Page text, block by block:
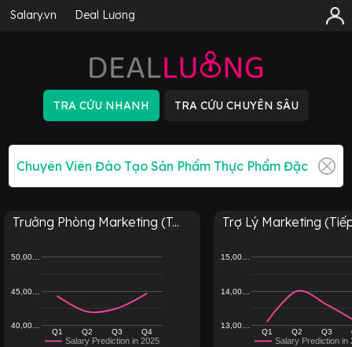
Salary.vn Deal Lương
Trưởng Phòng Marketing (T...
Salary Prediction in 2025
Q1 Q2 Q3 Q4
40,00…
45,00…
50,00…
Trợ Lý Marketing
Salary Prediction in
Q1 Q2 Q3
13,00…
14,00…
15,00…